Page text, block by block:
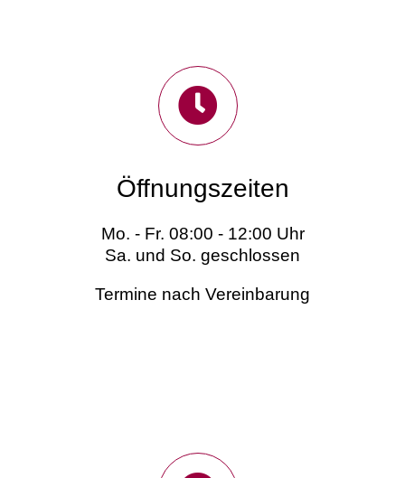
Öffnungszeiten
Mo. - Fr. 08:00 - 12:00 Uhr
Sa. und So. geschlossen
Termine nach Vereinbarung